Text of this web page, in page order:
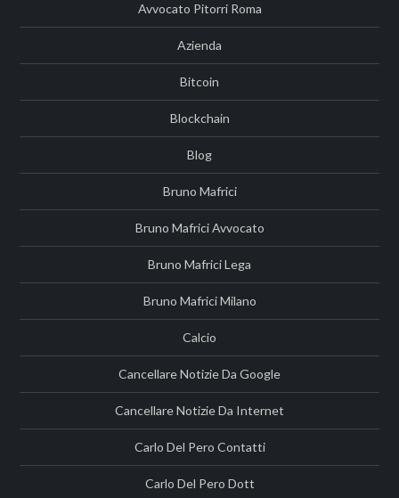
Avvocato Pitorri Roma
Azienda
Bitcoin
Blockchain
Blog
Bruno Mafrici
Bruno Mafrici Avvocato
Bruno Mafrici Lega
Bruno Mafrici Milano
Calcio
Cancellare Notizie Da Google
Cancellare Notizie Da Internet
Carlo Del Pero Contatti
Carlo Del Pero Dott